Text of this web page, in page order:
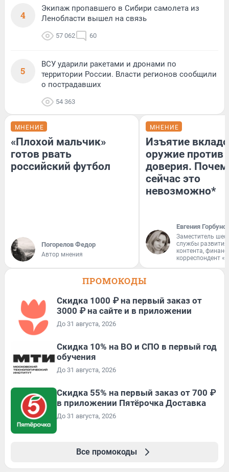
4
Экипаж пропавшего в Сибири самолета из
Ленобласти вышел на связь
57 062 60
5
ВСУ ударили ракетами и дронами по
территории России. Власти регионов сообщили
о пострадавших
54 363
МНЕНИЕ
«Плохой мальчик»
готов рвать
российский футбол
Погорелов Федор
Автор мнения
МНЕНИЕ
Изъятие
оружие против
доверия.
сейчас это
невозможно*
Евгения
Заместитель
службы
контента,
корреспондент
ПРОМОКОДЫ
Скидка 1000 ₽ на первый заказ от
3000 ₽ на сайте и в приложении
До 31 августа, 2026
Скидка 10% на ВО и СПО в первый год
обучения
До 31 августа, 2026
Скидка 55% на первый заказ от 700 ₽
в приложении Пятёрочка Доставка
До 31 августа, 2026
Все промокоды